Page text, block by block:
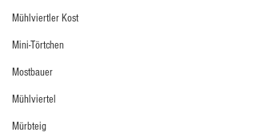
Mühlviertler Kost
Mini-Törtchen
Mostbauer
Mühlviertel
Mürbteig